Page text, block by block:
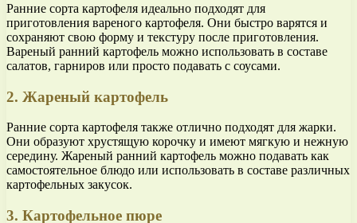
Ранние сорта картофеля идеально подходят для
приготовления вареного картофеля. Они быстро варятся и
сохраняют свою форму и текстуру после приготовления.
Вареный ранний картофель можно использовать в составе
салатов, гарниров или просто подавать с соусами.
2. Жареный картофель
Ранние сорта картофеля также отлично подходят для жарки.
Они образуют хрустящую корочку и имеют мягкую и нежную
середину. Жареный ранний картофель можно подавать как
самостоятельное блюдо или использовать в составе различных
картофельных закусок.
3. Картофельное пюре